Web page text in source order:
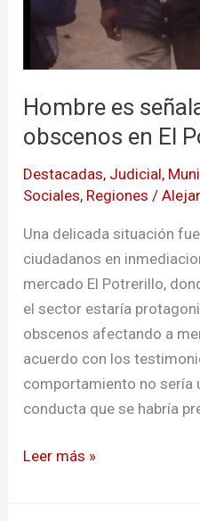
Hombre es
obscenos en El
Destacadas, Judicial,
Sociales, Regiones /
Una delicada situación
ciudadanos en
mercado El Potrerillo,
el sector estaría
obscenos afectando a
acuerdo con los
comportamiento no sería
conducta que se habría
Leer más »